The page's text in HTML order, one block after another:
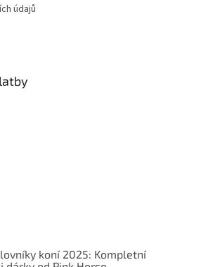
údajů
koní 2025: Kompletní